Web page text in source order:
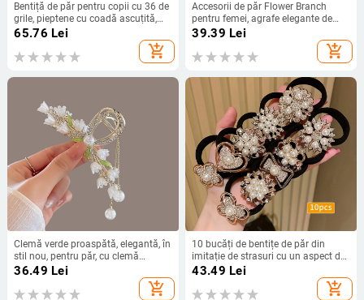
Bentiță de păr pentru copii cu 36 de
grile, pieptene cu coadă ascuțită,
set de ace de păr, inel pentru prosop
în cutie de culoarea bomboanelor,
bandă de cauciuc fără păr pentru
65.76 Lei
add_shopping_cart
Accesorii de păr Flower Branch
pentru femei, agrafe elegante de
primăvară, capul din spate, clemă
mare de rechin, volum, agrafe cu
mai multe cleme, coafură
39.39 Lei
add_shopping_cart
Clemă verde proaspătă, elegantă, în
stil nou, pentru păr, cu clemă
metalică de rechin, cu ciucuri verzi,
36.49 Lei
add_shopping_cart
10 bucăți de bentițe de păr din
imitație de strasuri cu un aspect de
înaltă calitate, coadă de cal la
modă, drăguțe, elastice, simple și
elegante pentru femei
43.49 Lei
add_shopping_cart